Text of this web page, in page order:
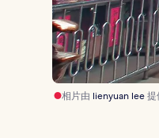
相片由 lienyuan lee提